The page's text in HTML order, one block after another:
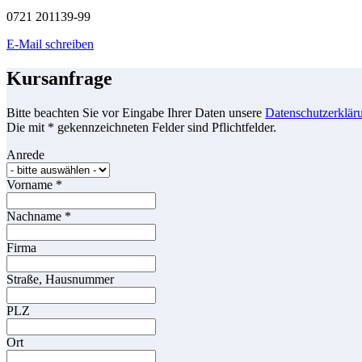
0721 201139-99
E-Mail schreiben
Kursanfrage
Bitte beachten Sie vor Eingabe Ihrer Daten unsere
Die mit * gekennzeichneten Felder sind Pflichtfelder.
Anrede
Vorname *
Nachname *
Firma
Straße, Hausnummer
PLZ
Ort